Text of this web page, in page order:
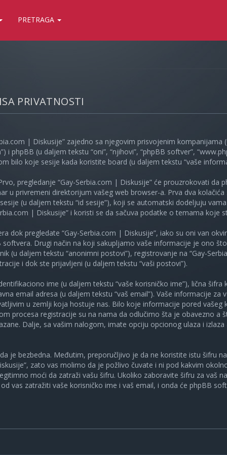
PRETRAGA
PRIVATNOSTI
| Diskusije” zajedno sa njegovim prisvojenim kompanijama
phpBB (u daljem tekstu “oni”, “njihovi”, “phpBB softver”,
bilo koje sesije kada koristite board (u daljem tekstu “vaše
pregledanje “Gay-Serbia.com | Diskusije” će prouzrokovati da
u privremeni direktorijum vašeg web browser-a. Prva dva
(u daljem tekstu “id sesije”), koji se automatski dodeljuju
| Diskusije” i koristi se da sačuva podatke o temama koje
dok pregledate “Gay-Serbia.com | Diskusije”, iako su oni van
Drugi način na koji sakupljamo vaše informacije je ono
(u daljem tekstu “anonimni postovi”), registrovanje na “Gay-
i dok ste prijavljeni (u daljem tekstu “vaši postovi”).
ime (u daljem tekstu “vaše korisničko ime”), lična
email adresa (u daljem tekstu “vaš email”). Vaše informacije za
u zemlji koja hostuje nas. Bilo koje informacije pored vašeg
procesa registracije su na nama da odlučimo šta je obavezno a
Dalje, sa vašim nalogom, imate opciju opcionog ulaza i
je bezbedna. Međutim, preporučljivo je da ne koristite istu šifru
zato vas molimo da je požlivo čuvate i ni pod kakvim
moći da zatraži vašu šifru. Ukoliko zaboravite šifru za vaš
vas zatražiti vaše korisničko ime i vaš email, i onda će phpBB